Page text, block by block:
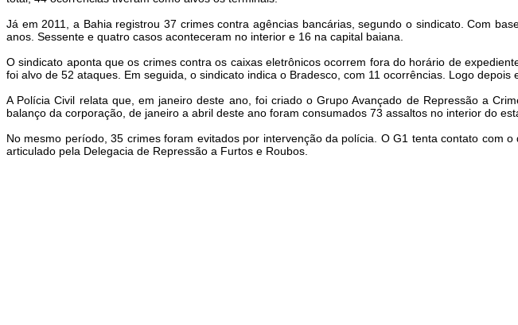
Já em 2011, a Bahia registrou 37 crimes contra agências bancárias, segundo o sindicato. Com
anos. Sessente e quatro casos aconteceram no interior e 16 na capital baiana.
O sindicato aponta que os crimes contra os caixas eletrônicos ocorrem fora do horário de
foi alvo de 52 ataques. Em seguida, o sindicato indica o Bradesco, com 11 ocorrências. Logo depois
A Polícia Civil relata que, em janeiro deste ano, foi criado o Grupo Avançado de Repressão a
balanço da corporação, de janeiro a abril deste ano foram consumados 73 assaltos no interior do
No mesmo período, 35 crimes foram evitados por intervenção da polícia. O G1 tenta contato com
articulado pela Delegacia de Repressão a Furtos e Roubos.